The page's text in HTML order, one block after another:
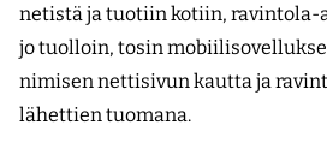
netistä ja tuotiin kotiin, ravintola-
jo tuolloin, tosin
nimisen nettisivun kautta ja
lähettien tuomana.